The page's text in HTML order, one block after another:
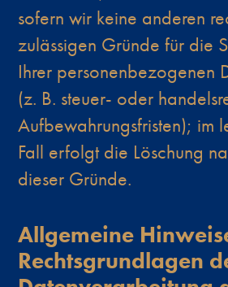
sofern wir keine anderen
zulässigen Gründe für die
Ihrer personenbezogenen
(z. B. steuer- oder
Aufbewahrungsfristen); im
Fall erfolgt die Löschung
dieser Gründe.
Allgemeine
Rechtsgrundlagen